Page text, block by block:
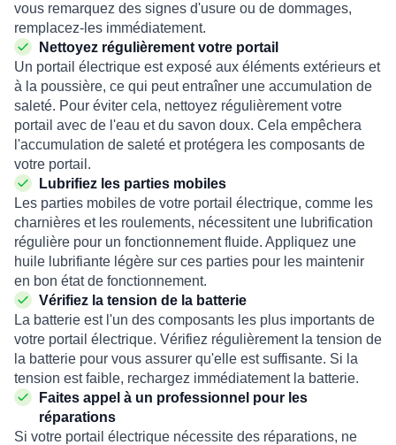
vous remarquez des signes d'usure ou de dommages,
remplacez-les immédiatement.
Nettoyez régulièrement votre portail
Un portail électrique est exposé aux éléments extérieurs et
à la poussière, ce qui peut entraîner une accumulation de
saleté. Pour éviter cela, nettoyez régulièrement votre
portail avec de l'eau et du savon doux. Cela empêchera
l'accumulation de saleté et protégera les composants de
votre portail.
Lubrifiez les parties mobiles
Les parties mobiles de votre portail électrique, comme les
charnières et les roulements, nécessitent une lubrification
régulière pour un fonctionnement fluide. Appliquez une
huile lubrifiante légère sur ces parties pour les maintenir
en bon état de fonctionnement.
Vérifiez la tension de la batterie
La batterie est l'un des composants les plus importants de
votre portail électrique. Vérifiez régulièrement la tension de
la batterie pour vous assurer qu'elle est suffisante. Si la
tension est faible, rechargez immédiatement la batterie.
Faites appel à un professionnel pour les
réparations
Si votre portail électrique nécessite des réparations, ne